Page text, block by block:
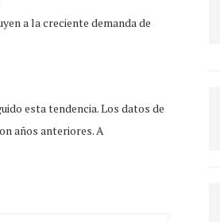
a la creciente demanda de
esta tendencia. Los datos de
años anteriores. A